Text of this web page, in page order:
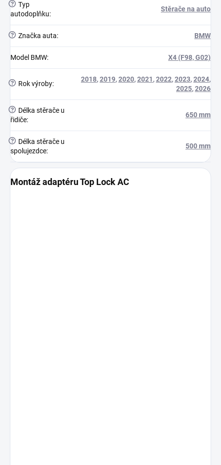
? Typ
autodoplňku:
Stěrače na auto
? Značka auta: BMW
Model BMW: X4 (F98, G02)
? Rok výroby:
2018,2019,2020,2021,2022,2023,2024,
2025,2026
?
Délka stěrače u
řidiče:
650 mm
?
Délka stěrače u
spolujezdce:
500 mm
Montáž adaptéru Top Lock AC